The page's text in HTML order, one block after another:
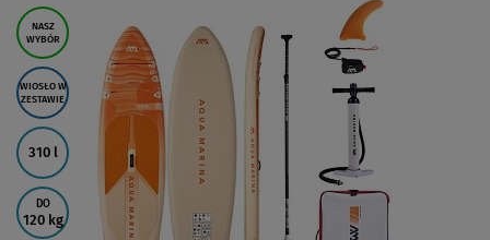
NASZ
WYBÓR
WIOSŁO W
ZESTAWIE
310 l
DO
120 kg